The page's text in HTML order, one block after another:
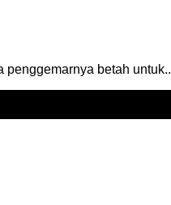
betah untuk..